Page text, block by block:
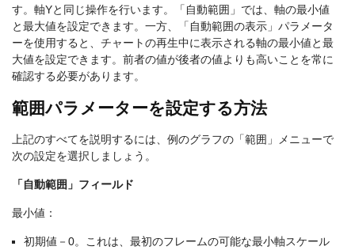
す。軸Yと同じ操作を行います。「自動範囲」では、軸の最小値
と最大値を設定できます。一方、「自動範囲の表示」パラメータ
ーを使用すると、チャートの再生中に表示される軸の最小値と最
大値を設定できます。前者の値が後者の値よりも高いことを常に
確認する必要があります。
範囲パラメーターを設定する方法
上記のすべてを説明するには、例のグラフの「範囲」メニューで
次の設定を選択しましょう。
「自動範囲」フィールド
最小値：
初期値－0。これは、最初のフレームの可能な最小軸スケール